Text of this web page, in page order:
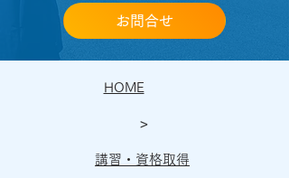
お問合せ
HOME
>
講習・資格取得